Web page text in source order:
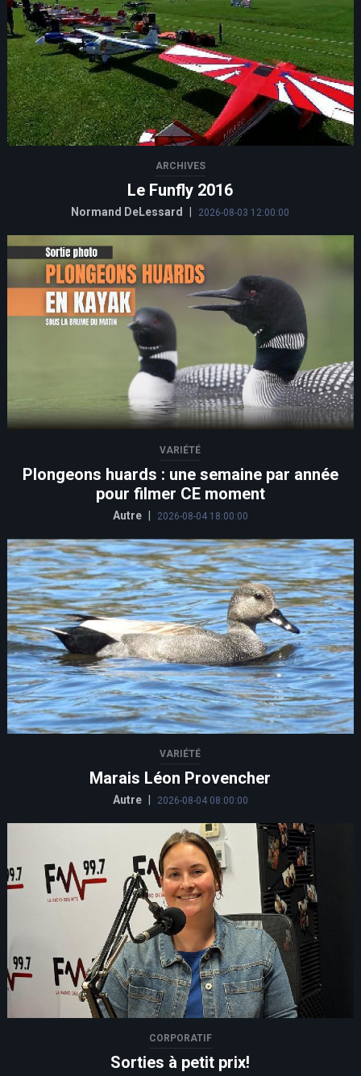
ARCHIVES
Le Funfly 2016
Normand DeLessard 2026-08-03 12:00:00
VARIÉTÉ
Plongeons huards : une semaine par année
pour filmer CE moment
Autre 2026-08-04 18:00:00
VARIÉTÉ
Marais Léon Provencher
Autre 2026-08-04 08:00:00
CORPORATIF
Sorties à petit prix!